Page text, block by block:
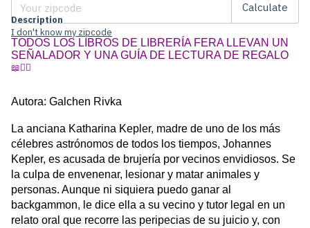
Calculate
I don't know my zipcode
Description
TODOS LOS LIBROS DE LIBRERÍA FERA LLEVAN UN
📖✍🏼
Autora: Galchen Rivka
La anciana Katharina Kepler, madre de uno de los más
célebres astrónomos de todos los tiempos, Johannes
Kepler, es acusada de brujería por vecinos envidiosos. Se
la culpa de envenenar, lesionar y matar animales y
personas. Aunque ni siquiera puedo ganar al
backgammon, le dice ella a su vecino y tutor legal en un
relato oral que recorre las peripecias de su juicio y, con